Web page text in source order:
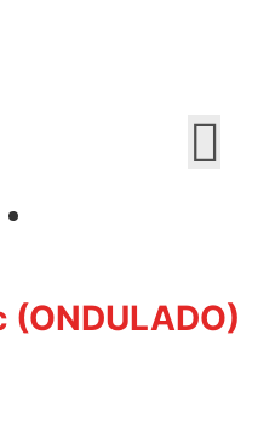
(ONDULADO)